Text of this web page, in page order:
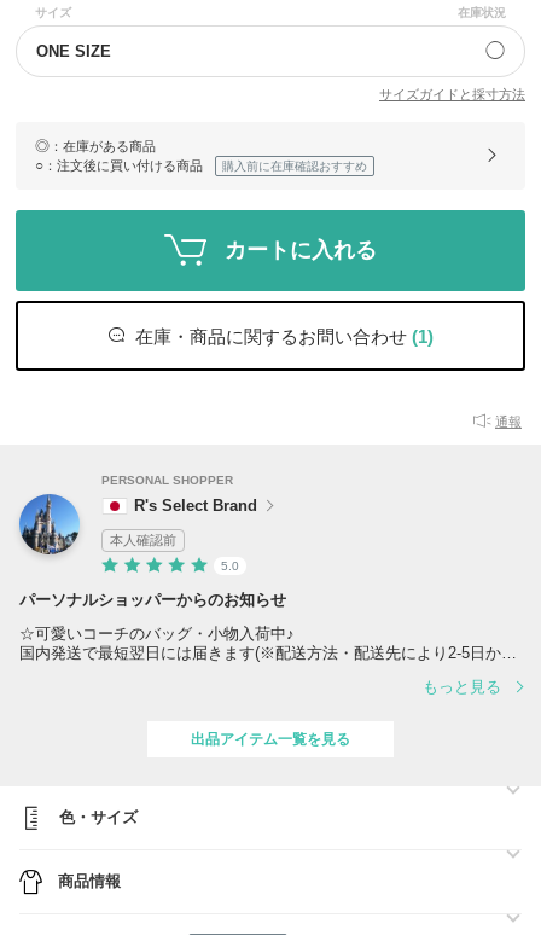
サイズ 在庫状況
ONE SIZE ◯
サイズガイドと採寸方法
◎ ：在庫がある商品
○ ：注文後に買い付ける商品 購入前に在庫確認おすすめ
カートに入れる
在庫・商品に関するお問い合わせ (1)
通報
PERSONAL SHOPPER
R's Select Brand
本人確認前
5.0
パーソナルショッパーからのお知らせ
☆可愛いコーチのバッグ・小物入荷中♪
国内発送で最短翌日には届きます(※配送方法・配送先により2-5日かか
より予めご連絡お願いいたします。※簡単ではございますが無料で承り
もっと見る
出品アイテム一覧を見る
色・サイズ
商品情報